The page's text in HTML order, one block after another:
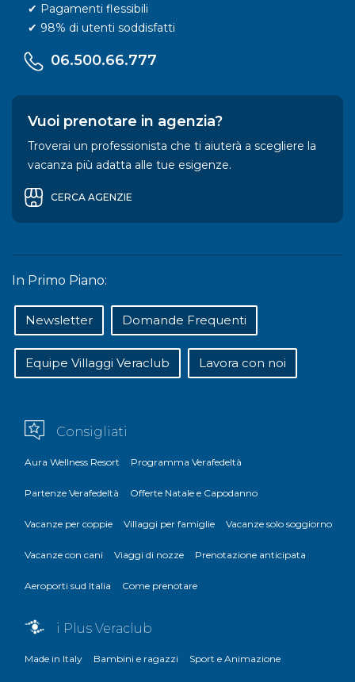
✔ Pagamenti flessibili
✔ 98% di utenti soddisfatti
06.500.66.777
Vuoi prenotare in agenzia?
Troverai un professionista che ti aiuterà a scegliere la
vacanza più adatta alle tue esigenze.
CERCA AGENZIE
In Primo Piano:
Newsletter Domande Frequenti
Equipe Villaggi Veraclub Lavora con noi
Consigliati
Aura Wellness Resort Programma Verafedeltà
Partenze Verafedeltà Offerte Natale e Capodanno
Vacanze per coppie Villaggi per famiglie Vacanze solo soggiorno
Vacanze con cani Viaggi di nozze Prenotazione anticipata
Aeroporti sud Italia Come prenotare
i Plus Veraclub
Made in Italy Bambini e ragazzi Sport e Animazione